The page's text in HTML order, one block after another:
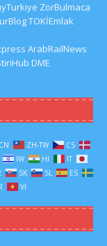
ZorBulmaca
TOKİEmlak
ArabRailNews
DME
ZH-TW
CS
IW HI
IT
SK SL
ES
VI